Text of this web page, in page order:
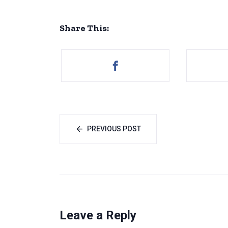
Share This:
PREVIOUS POST
Leave a Reply